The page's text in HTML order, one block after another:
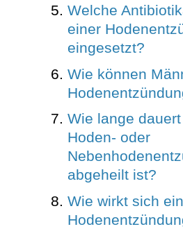
Welche
einer
eingesetzt?
Wie können
Wie lange
Hoden- oder
abgeheilt ist?
Wie wirkt sich